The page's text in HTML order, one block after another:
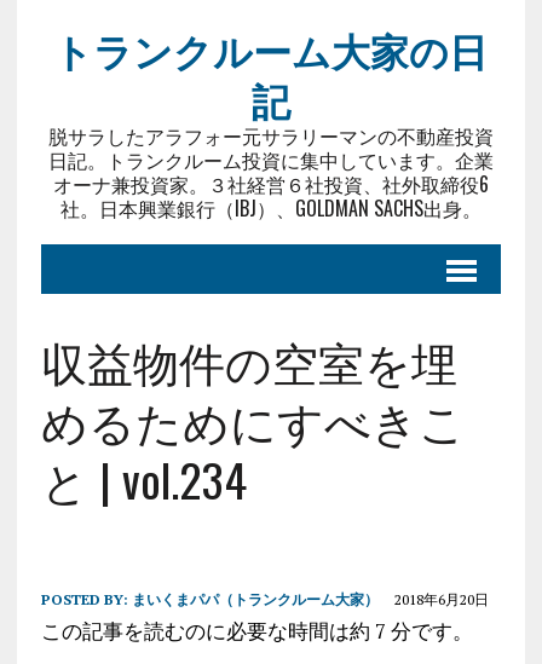
トランクルーム大家の日
記
脱サラしたアラフォー元サラリーマンの不動産投資
日記。トランクルーム投資に集中しています。企業
オーナ兼投資家。３社経営６社投資、社外取締役6
社。日本興業銀行（IBJ）、GOLDMAN SACHS出身。
収益物件の空室を埋
めるためにすべきこ
と | vol.234
POSTED BY: まいくまパパ（トランクルーム大家） 2018年6月20日
この記事を読むのに必要な時間は約 7 分です。